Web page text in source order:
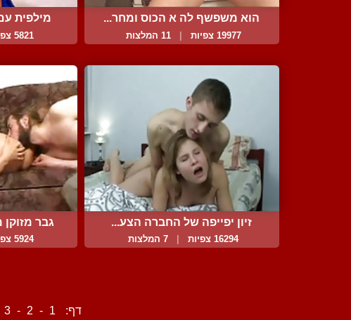
הוא משפשף לה א הכוס ומחר...
19977 צפיות | 11 המלצות
מילפית
5821 צפיות
זיון יפייפה של החברה הצע...
16294 צפיות 7 המלצות
גבר
5924 צפיות
דף:
1
-
2
-
3